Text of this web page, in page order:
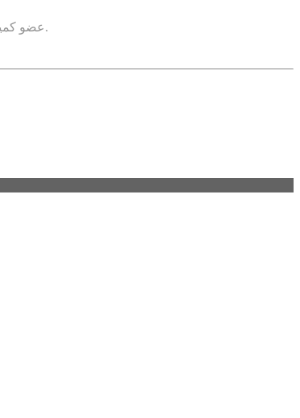
عضو کمیسیون صنایع و معادن مجلس شورای اسلامی: معدن طلای اندریان در شهرستان ورزقان به جای فرصت برای توسعه منطقه تبدیل به معضل شده است.